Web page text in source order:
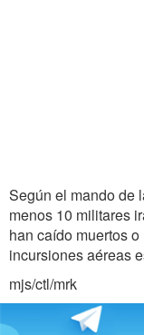
Según el mando de
menos 10 militares
han caído muertos
incursiones aéreas
mjs/ctl/mrk